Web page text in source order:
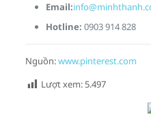
Email:
Hotline: 0903 914 828
Nguồn:www.pinterest.com
Lượt xem: 5.497